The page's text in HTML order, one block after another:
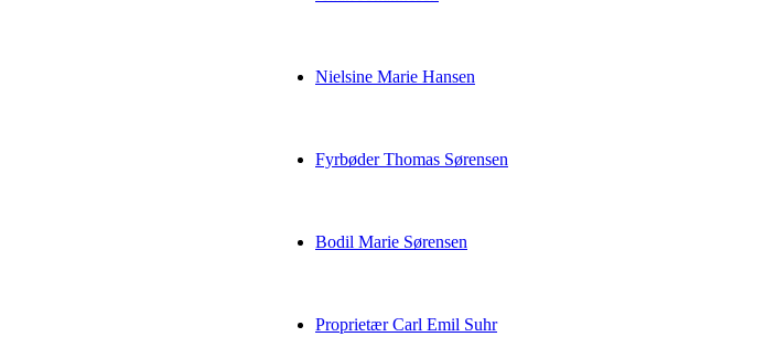
Nielsine Marie Hansen
Fyrbøder Thomas Sørensen
Bodil Marie Sørensen
Proprietær Carl Emil Suhr